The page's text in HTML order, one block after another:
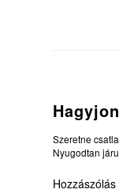
Szeretne
Nyugodtan